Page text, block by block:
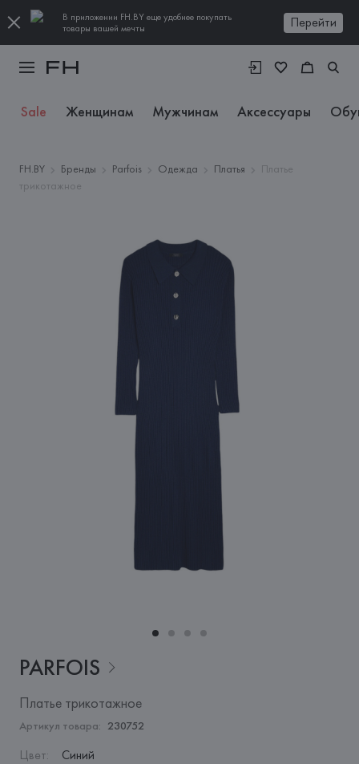
В приложении FH.BY еще удобнее покупать
товары вашей мечты
Перейти
Sale Женщинам Мужчинам Аксессуары
FH.BY Бренды Parfois Одежда Платья
Платье
трикотажное
PARFOIS
Платье трикотажное
Артикул товара: 230752
Цвет: Синий